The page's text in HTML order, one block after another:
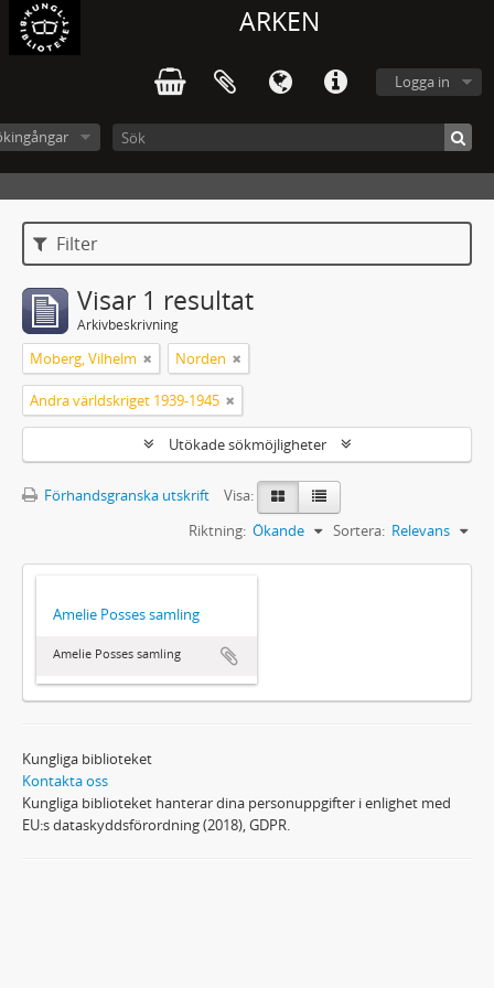
ARKEN
Logga in
Filter
Visar 1 resultat
Arkivbeskrivning
Moberg, Vilhelm Norden
Andra världskriget 1939-1945
Utökade sökmöjligheter
Förhandsgranska utskrift
Visa:
Sortera: Relevans
Riktning: Ökande
Amelie Posses samling
Amelie Posses samling
Kungliga biblioteket
Kontakta oss
Kungliga biblioteket hanterar dina personuppgifter i enlighet med
EU:s dataskyddsförordning (2018), GDPR.